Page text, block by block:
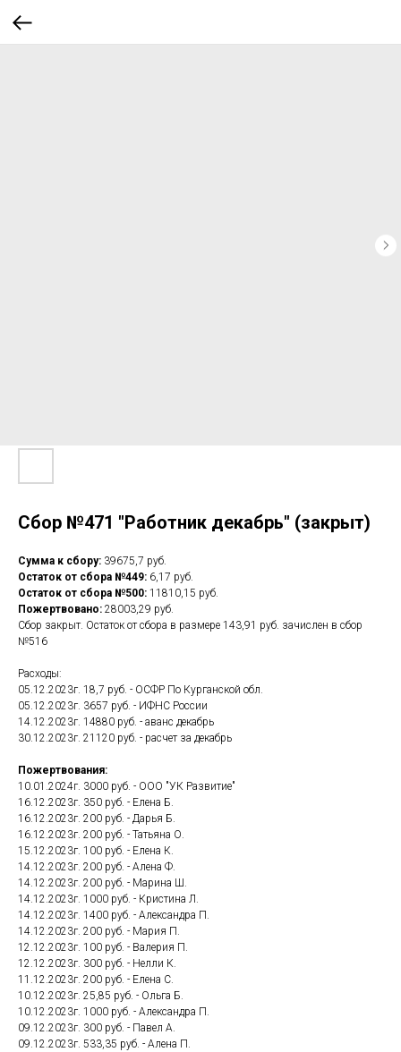
Сбор №471 "Работник декабрь" (закрыт)
Сумма к сбору: 39675,7 руб.
Остаток от сбора №449: 6,17 руб.
Остаток от сбора №500: 11810,15 руб.
Пожертвовано: 28003,29 руб.
Сбор закрыт. Остаток от сбора в размере 143,91 руб. зачислен в сбор
№516
Расходы:
05.12.2023г. 18,7 руб. - ОСФР По Курганской обл.
05.12.2023г. 3657 руб. - ИФНС России
14.12.2023г. 14880 руб. - аванс декабрь
30.12.2023г. 21120 руб. - расчет за декабрь
Пожертвования:
10.01.2024г. 3000 руб. - ООО "УК Развитие"
16.12.2023г. 350 руб. - Елена Б.
16.12.2023г. 200 руб. - Дарья Б.
16.12.2023г. 200 руб. - Татьяна О.
15.12.2023г. 100 руб. - Елена К.
14.12.2023г. 200 руб. - Алена Ф.
14.12.2023г. 200 руб. - Марина Ш.
14.12.2023г. 1000 руб. - Кристина Л.
14.12.2023г. 1400 руб. - Александра П.
14.12.2023г. 200 руб. - Мария П.
12.12.2023г. 100 руб. - Валерия П.
12.12.2023г. 300 руб. - Нелли К.
11.12.2023г. 200 руб. - Елена С.
10.12.2023г. 25,85 руб. - Ольга Б.
10.12.2023г. 1000 руб. - Александра П.
09.12.2023г. 300 руб. - Павел А.
09.12.2023г. 533,35 руб. - Алена П.